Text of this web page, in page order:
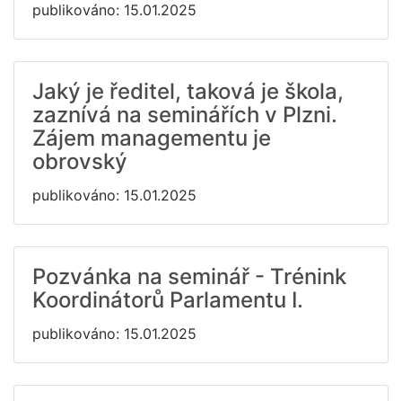
publikováno: 15.01.2025
Jaký je ředitel, taková je škola,
zaznívá na seminářích v Plzni.
Zájem managementu je
obrovský
publikováno: 15.01.2025
Pozvánka na seminář - Trénink
Koordinátorů Parlamentu I.
publikováno: 15.01.2025